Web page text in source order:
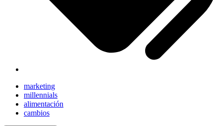
marketing
millennials
alimentación
cambios